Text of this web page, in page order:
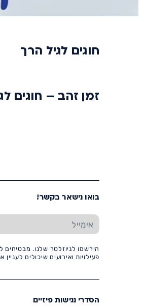
חוגים לגיל הרך
זמן זהב – חוגים לגיל
בואו נישאר בקשר!
הירשמו לניוזלטר שלנו.
פעילויות ואירועים שיכולים
הסדרי נגישות פיזיים